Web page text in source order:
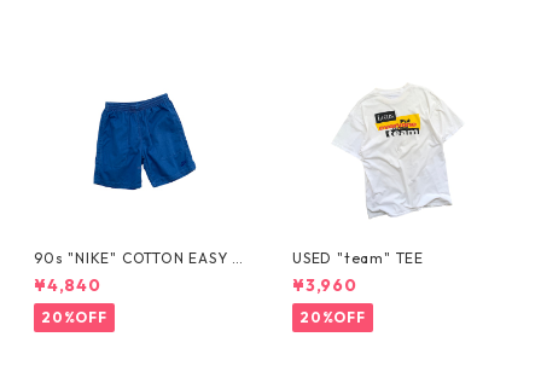
90s "NIKE" COTTON EASY S
HORTS
¥4,840
20%OFF
USED "team" TEE
¥3,960
20%OFF